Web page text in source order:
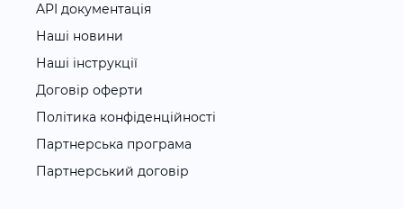
API документація
Наші новини
Наші інструкції
Договір оферти
Політика конфіденційності
Партнерська програма
Партнерський договір